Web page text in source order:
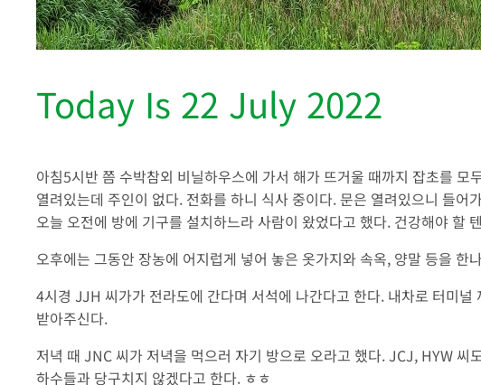
Today Is 22 July 2022
아침5시반 쯤 수박참외 비닐하우스에 가서 해가 뜨거울 때까지 잡초를
열려있는데 주인이 없다. 전화를 하니 식사 중이다. 문은 열려있으니 들
오늘 오전에 방에 기구를 설치하느라 사람이 왔었다고 했다. 건강해야 할
오후에는 그동안 장농에 어지럽게 넣어 놓은 옷가지와 속옥, 양말 등을 한
4시경 JJH 씨가가 전라도에 간다며 서석에 나간다고 한다. 내차로 터미
받아주신다.
저녁 때 JNC 씨가 저녁을 먹으러 자기 방으로 오라고 했다. JCJ, HYW
하수들과 당구치지 않겠다고 한다. ㅎㅎ